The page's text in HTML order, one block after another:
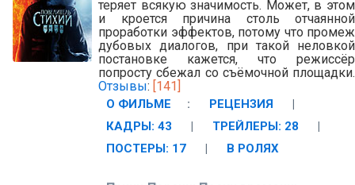
теряет всякую значимость. Может, в этом
и кроется причина столь отчаянной
проработки эффектов, потому что промеж
дубовых диалогов, при такой неловкой
постановке кажется, что режиссёр
попросту сбежал со съёмочной площадки.
Отзывы: [141]
О ФИЛЬМЕ : РЕЦЕНЗИЯ
|
КАДРЫ: 43
| ТРЕЙЛЕРЫ: 28
|
ПОСТЕРЫ: 17
| В РОЛЯХ